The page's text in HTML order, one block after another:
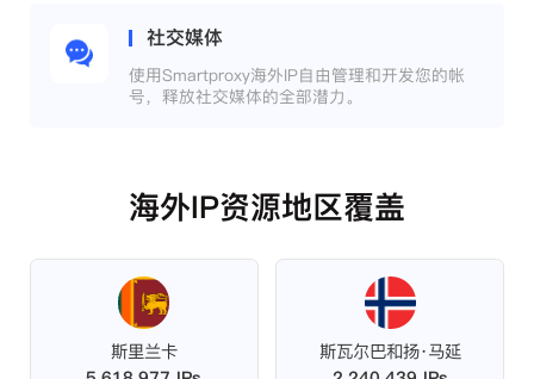
社交媒体
使用Smartproxy海外IP自由管理和开发您的帐
号，释放社交媒体的全部潜力。
海外IP资源地区覆盖
斯里兰卡
斯瓦尔巴和扬·马延